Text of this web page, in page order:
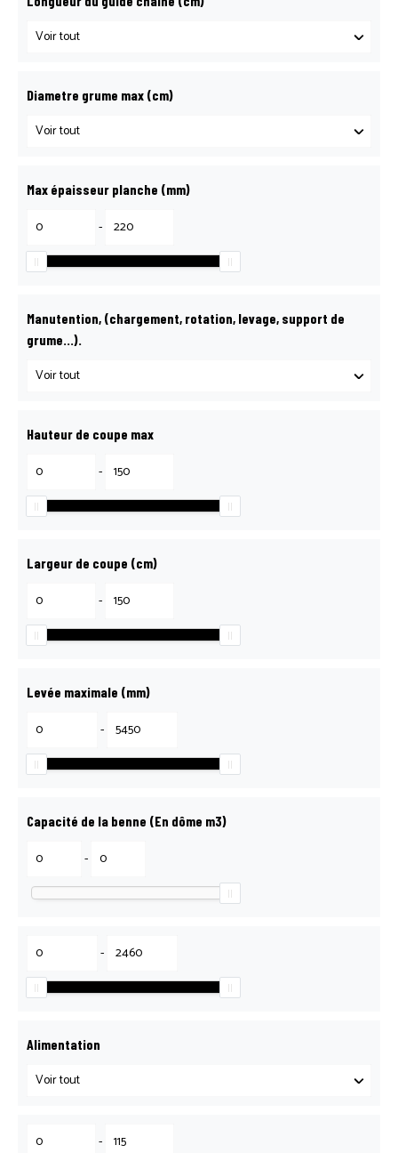
Diametre grume max (cm)
Max épaisseur planche (mm)
-
Manutention, (chargement, rotation, levage, support de
grume…).
Hauteur de coupe max
-
Largeur de coupe (cm)
-
Levée maximale (mm)
-
Capacité de la benne (En dôme m3)
-
-
Alimentation
-